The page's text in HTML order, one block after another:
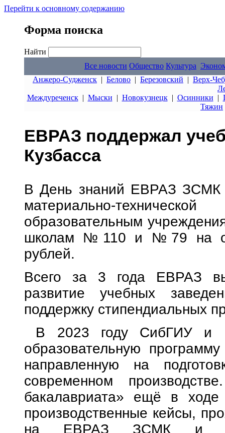
Перейти к основному содержанию
Форма поиска
Найти
Все новости Общество Культура
Анжеро-Судженск | Белово | Березовский | Верх-
Междуреченск| Мыски | Новокузнецк| Осинники |
Тяжин
ЕВРАЗ поддержал
Кузбасса
В День знаний ЕВРАЗ ЗСМК
материально-
образовательным
школам №110 и №79 на
рублей.
Всего за 3 года ЕВРАЗ
развитие учебных
поддержку стипендиальных
В 2023 году СибГИУ и
образовательную
направленную на
современном
бакалавриата» ещё в
производственные кейсы,
на ЕВРАЗ ЗСМК и